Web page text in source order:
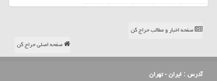
صفحه اخبار و مطالب حراج کن
صفحه اصلی حراج کن
آدرس : ایران - تهران